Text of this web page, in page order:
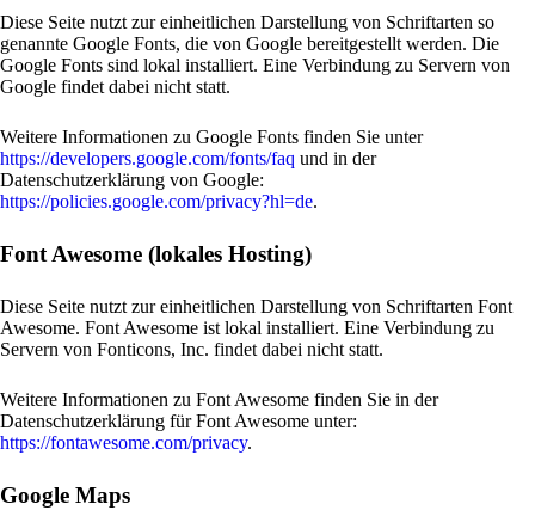
Diese Seite nutzt zur einheitlichen Darstellung von Schriftarten so
genannte Google Fonts, die von Google bereitgestellt werden. Die
Google Fonts sind lokal installiert. Eine Verbindung zu Servern von
Google findet dabei nicht statt.
Weitere Informationen zu Google Fonts finden Sie unter
https://developers.google.com/fonts/faq und in der
Datenschutzerklärung von Google:
https://policies.google.com/privacy?hl=de.
Font Awesome (lokales Hosting)
Diese Seite nutzt zur einheitlichen Darstellung von Schriftarten Font
Awesome. Font Awesome ist lokal installiert. Eine Verbindung zu
Servern von Fonticons, Inc. findet dabei nicht statt.
Weitere Informationen zu Font Awesome finden Sie in der
Datenschutzerklärung für Font Awesome unter:
https://fontawesome.com/privacy.
Google Maps